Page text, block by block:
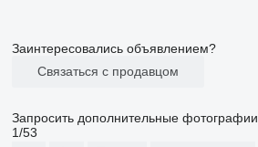
Заинтересовались объявлением?
Связаться с продавцом
Запросить дополнительные фотографии
1/53